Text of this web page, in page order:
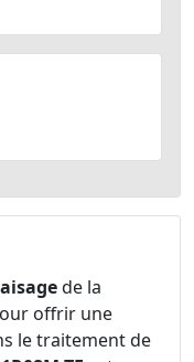
de la
offrir une
le traitement de